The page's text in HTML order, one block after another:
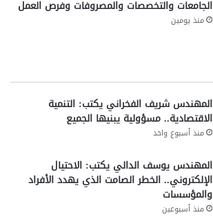
الجامعات والتخصصات والمصروفات وفرص العمل
منذ يومين
المهندس شريف الفخراني يكتب: التنمية
الاقتصادية.. مسؤولية يبنيها الجميع
منذ أسبوع واحد
المهندس يوسف الدالي يكتب: الاحتيال
الإلكتروني.. الخطر الصامت الذي يهدد الأفراد
والمؤسسات
منذ أسبوعين